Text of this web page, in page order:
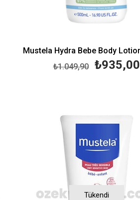
₺935,00
₺1.049,90
Tükendi